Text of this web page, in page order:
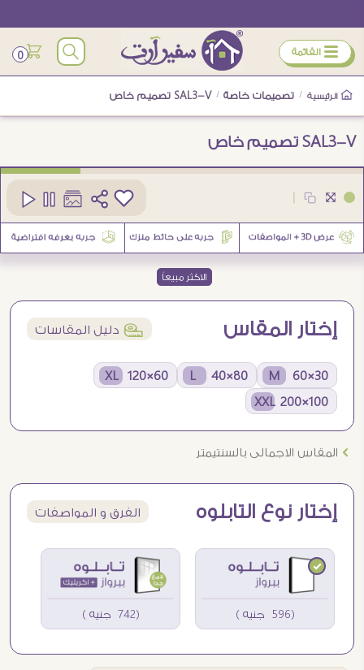
ÿ القائمة 0
الرئيسية / تصميمات خاصة / SAL3-V تصميم خاص
SAL3-V تصميم خاص
الاكثر مبيعاً
إختار المقاس í دليل المقاسات
30×60 M
80×40 L
60×120 XL
100×200 XXL
Ö المقاس الاجمالى بالسنتيمتر
إختار نوع التابلوه الفرق و المواصفات
(596 جنيه ) (742 جنيه )